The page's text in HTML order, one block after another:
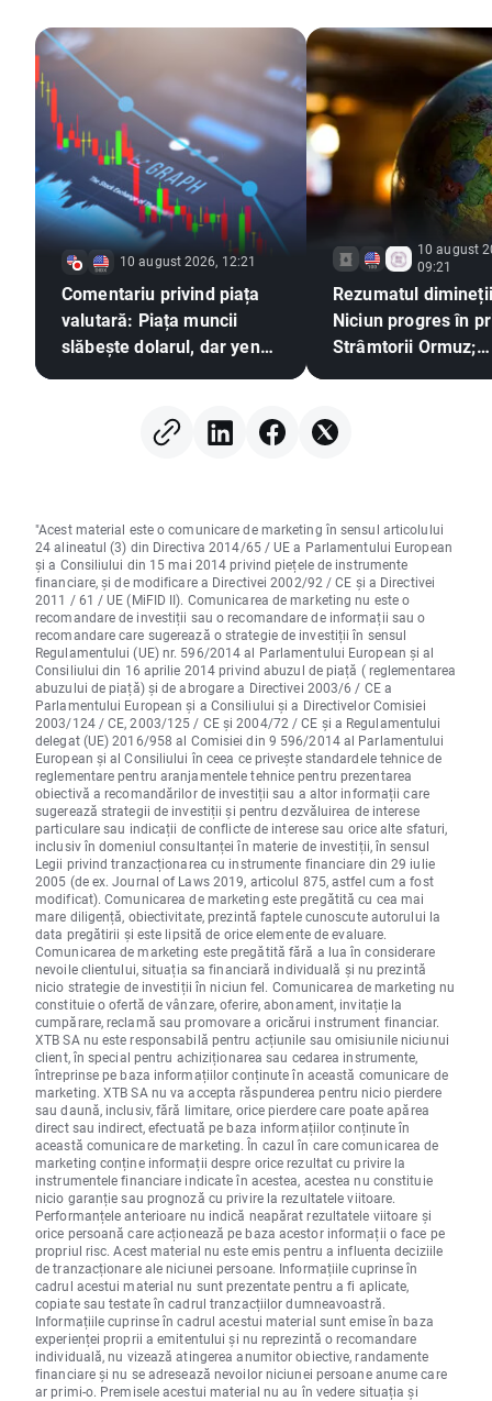
10 august 2026, 12:21
Comentariu privind piața
valutară: Piața muncii
slăbește dolarul, dar yenul
10 august
09:21
Rezumatul
Niciun progres în
Strâmtorii Ormuz;
Berkshire
"Acest material este o comunicare de marketing în sensul articolului
24 alineatul (3) din Directiva 2014/65 / UE a Parlamentului European
și a Consiliului din 15 mai 2014 privind piețele de instrumente
financiare, și de modificare a Directivei 2002/92 / CE și a Directivei
2011 / 61 / UE (MiFID II). Comunicarea de marketing nu este o
recomandare de investiții sau o recomandare de informații sau o
recomandare care sugerează o strategie de investiții în sensul
Regulamentului (UE) nr. 596/2014 al Parlamentului European și al
Consiliului din 16 aprilie 2014 privind abuzul de piață ( reglementarea
abuzului de piață) și de abrogare a Directivei 2003/6 / CE a
Parlamentului European și a Consiliului și a Directivelor Comisiei
2003/124 / CE, 2003/125 / CE și 2004/72 / CE și a Regulamentului
delegat (UE) 2016/958 al Comisiei din 9 596/2014 al Parlamentului
European și al Consiliului în ceea ce privește standardele tehnice de
reglementare pentru aranjamentele tehnice pentru prezentarea
obiectivă a recomandărilor de investiții sau a altor informații care
sugerează strategii de investiții și pentru dezvăluirea de interese
particulare sau indicații de conflicte de interese sau orice alte sfaturi,
inclusiv în domeniul consultanței în materie de investiții, în sensul
Legii privind tranzacționarea cu instrumente financiare din 29 iulie
2005 (de ex. Journal of Laws 2019, articolul 875, astfel cum a fost
modificat). Comunicarea de marketing este pregătită cu cea mai
mare diligență, obiectivitate, prezintă faptele cunoscute autorului la
data pregătirii și este lipsită de orice elemente de evaluare.
Comunicarea de marketing este pregătită fără a lua în considerare
nevoile clientului, situația sa financiară individuală și nu prezintă
nicio strategie de investiții în niciun fel. Comunicarea de marketing nu
constituie o ofertă de vânzare, oferire, abonament, invitație la
cumpărare, reclamă sau promovare a oricărui instrument financiar.
XTB SA nu este responsabilă pentru acțiunile sau omisiunile niciunui
client, în special pentru achiziționarea sau cedarea instrumente,
întreprinse pe baza informațiilor conținute în această comunicare de
marketing. XTB SA nu va accepta răspunderea pentru nicio pierdere
sau daună, inclusiv, fără limitare, orice pierdere care poate apărea
direct sau indirect, efectuată pe baza informațiilor conținute în
această comunicare de marketing. În cazul în care comunicarea de
marketing conține informații despre orice rezultat cu privire la
instrumentele financiare indicate în acestea, acestea nu constituie
nicio garanție sau prognoză cu privire la rezultatele viitoare.
Performanțele anterioare nu indică neapărat rezultatele viitoare și
orice persoană care acționează pe baza acestor informații o face pe
propriul risc. Acest material nu este emis pentru a influenta deciziile
de tranzacționare ale niciunei persoane. Informațiile cuprinse în
cadrul acestui material nu sunt prezentate pentru a fi aplicate,
copiate sau testate în cadrul tranzacțiilor dumneavoastră.
Informațiile cuprinse în cadrul acestui material sunt emise în baza
experienței proprii a emitentului și nu reprezintă o recomandare
individuală, nu vizează atingerea anumitor obiective, randamente
financiare și nu se adresează nevoilor niciunei persoane anume care
ar primi-o. Premisele acestui material nu au în vedere situația și